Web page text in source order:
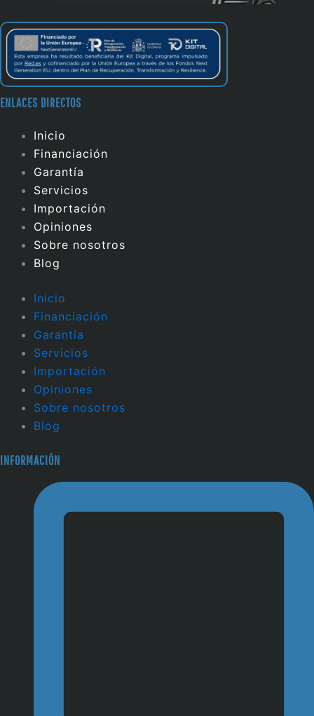
ENLACES DIRECTOS
Inicio
Financiación
Garantía
Servicios
Importación
Opiniones
Sobre nosotros
Blog
Inicio
Financiación
Garantía
Servicios
Importación
Opiniones
Sobre nosotros
Blog
INFORMACIÓN